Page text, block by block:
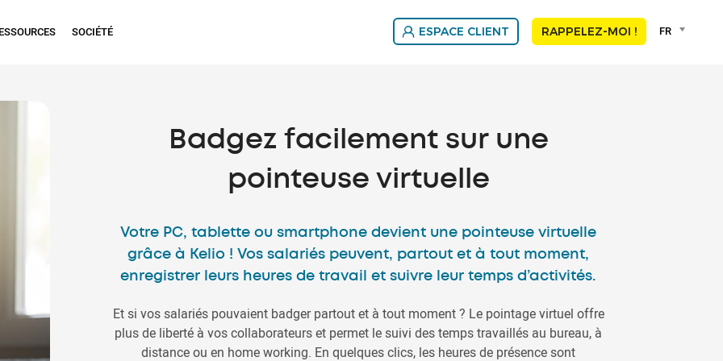
SOCIÉTÉ ESPACE CLIENT RAPPELEZ-MOI !
Language
FR
Badgez facilement sur une
pointeuse virtuelle
Votre PC, tablette ou smartphone devient une pointeuse virtuelle
grâce à Kelio ! Vos salariés peuvent, partout et à tout moment,
enregistrer leurs heures de travail et suivre leur temps d’activités.
Et si vos salariés pouvaient badger partout et à tout moment ? Le pointage virtuel offre
plus de liberté à vos collaborateurs et permet le suivi des temps travaillés au bureau, à
distance ou en home working. En quelques clics, les heures de présence sont